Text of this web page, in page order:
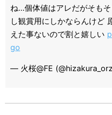
ね…個体値はアレだがそも
し観賞用にしかならんけど
えた事ないので割と嬉しい
go
— 火桜@FE